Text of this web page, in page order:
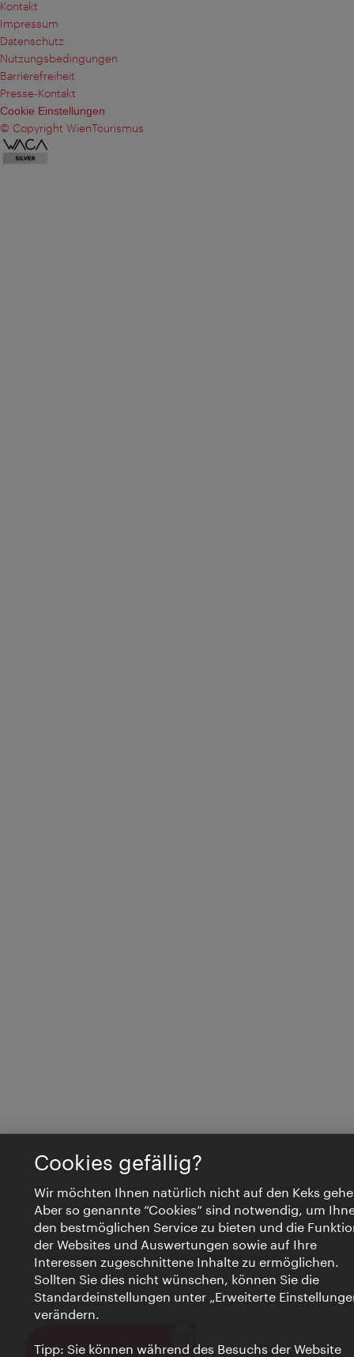
VIENNA BITES Schließen
Kontakt
Impressum
Datenschutz
Nutzungsbedingungen
Barrierefreiheit
Presse-Kontakt
Cookie Einstellungen
© Copyright WienTourismus
Cookies gefällig?
Wir möchten Ihnen natürlich nicht auf den Keks
Aber so genannte “Cookies” sind notwendig, um
den bestmöglichen Service zu bieten und die
der Websites und Auswertungen sowie auf Ihre
Interessen zugeschnittene Inhalte zu ermöglichen.
Sollten Sie dies nicht wünschen, können Sie die
Standardeinstellungen unter „Erweiterte
verändern.
Tipp: Sie können während des Besuchs der Website